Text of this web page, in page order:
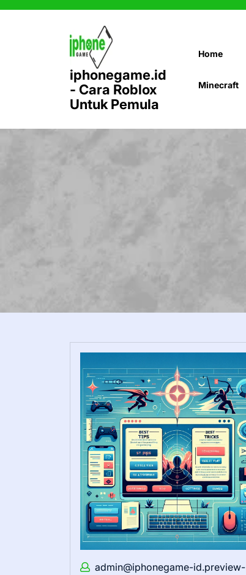
Skip
iphonegame.id
- Cara Roblox
Untuk Pemula
Home
Minecraft
admin@iphonegame-id.preview-